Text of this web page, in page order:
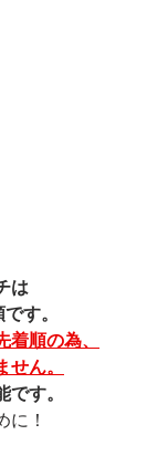
は
す。
着順の為、
せん。
す。
に！